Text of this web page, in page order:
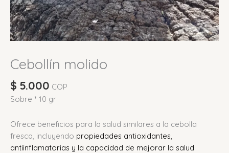
Cebollín molido
$ 5.000 COP
Sobre * 10 gr
Ofrece beneficios para la salud similares a la cebolla
fresca, incluyendo propiedades antioxidantes,
antiinflamatorias y la capacidad de mejorar la salud